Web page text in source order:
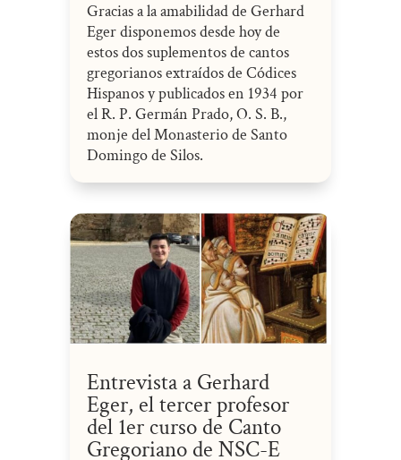
Gracias a la amabilidad de Gerhard
Eger disponemos desde hoy de
estos dos suplementos de cantos
gregorianos extraídos de Códices
Hispanos y publicados en 1934 por
el R. P. Germán Prado, O. S. B.,
monje del Monasterio de Santo
Domingo de Silos.
Entrevista a Gerhard
Eger, el tercer profesor
del 1er curso de Canto
Gregoriano de NSC-E